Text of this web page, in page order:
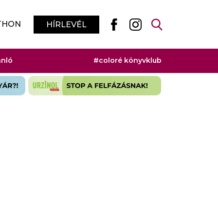
HÍRLEVÉL
#coloré könyvklub